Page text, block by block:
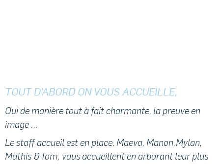
TOUT D’ABORD ON VOUS ACCUEILLE,
Oui de manière tout à fait charmante, la preuve en
image …
Le staff accueil est en place. Maeva, Manon,Mylan,
Mathis &Tom, vous accueillent en arborant leur plus